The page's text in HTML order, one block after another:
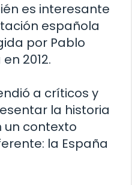
es interesante
española
por Pablo
2012.
a críticos y
la historia
un contexto
la España